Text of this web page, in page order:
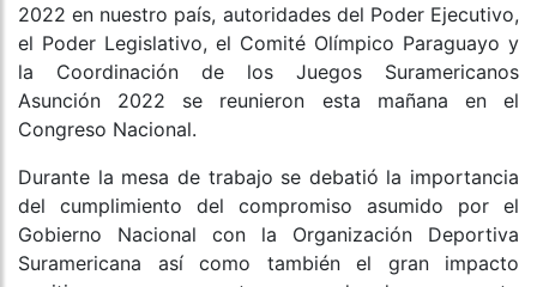
2022 en nuestro país, autoridades del Poder Ejecutivo,
el Poder Legislativo, el Comité Olímpico Paraguayo y
la Coordinación de los Juegos Suramericanos
Asunción 2022 se reunieron esta mañana en el
Congreso Nacional.
Durante la mesa de trabajo se debatió la importancia
del cumplimiento del compromiso asumido por el
Gobierno Nacional con la Organización Deportiva
Suramericana así como también el gran impacto